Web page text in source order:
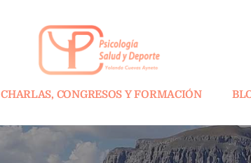
CHARLAS, CONGRESOS Y FORMACIÓN